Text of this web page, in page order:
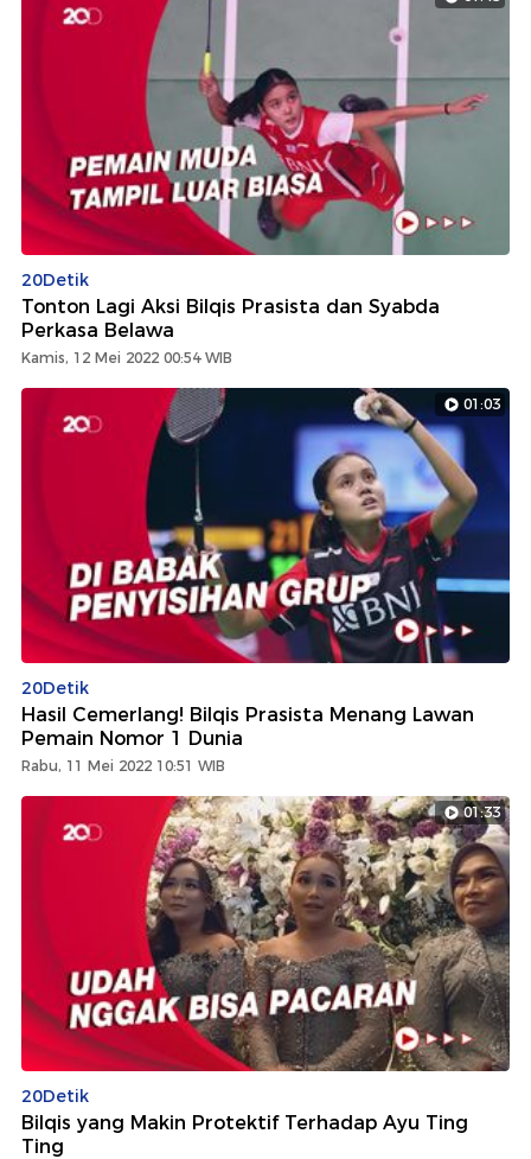
20Detik
Tonton Lagi Aksi Bilqis Prasista dan Syabda
Perkasa Belawa
Kamis, 12 Mei 2022 00:54 WIB
01:03
20Detik
Hasil Cemerlang! Bilqis Prasista Menang Lawan
Pemain Nomor 1 Dunia
Rabu, 11 Mei 2022 10:51 WIB
01:33
20Detik
Bilqis yang Makin Protektif Terhadap Ayu Ting
Ting